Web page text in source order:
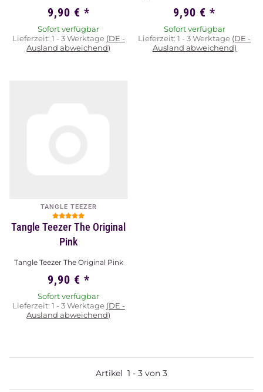
9,90 € *
Sofort verfügbar
Lieferzeit: 1 - 3 Werktage (DE -
Ausland abweichend)
9,90 €*
Sofort verfügbar
Lieferzeit:1 - 3 Werktage (DE -
Ausland abweichend)
TANGLE TEEZER
Tangle Teezer The Original
Pink
Tangle Teezer The Original Pink
9,90 € *
Sofort verfügbar
Lieferzeit: 1 - 3 Werktage (DE -
Ausland abweichend)
Artikel 1 - 3 von 3